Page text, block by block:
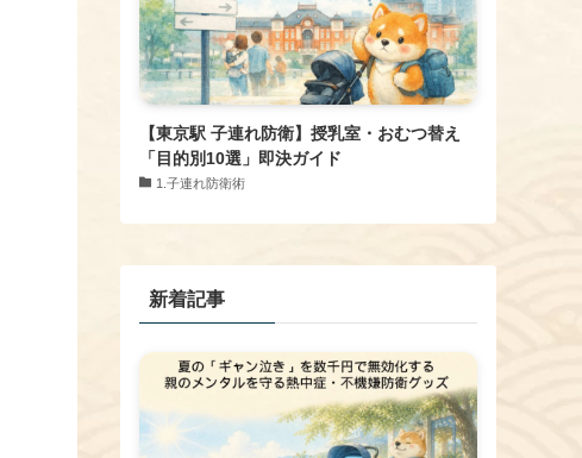
【東京駅 子連れ防衛】授乳室・おむつ替え
「目的別10選」即決ガイド
1.子連れ防衛術
新着記事